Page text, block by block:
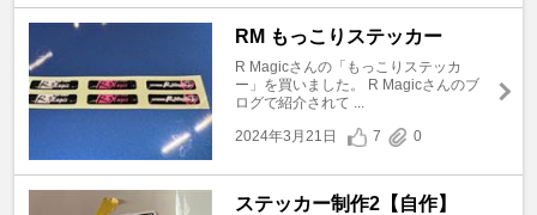
RM もっこりステッカー
R Magicさんの「もっこりステッカ
ー」を買いました。 R Magicさんのブ
ログで紹介されて ...
2024年3月21日
7 0
ステッカー制作2【自作】